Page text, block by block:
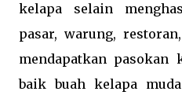
kelapa selain
pasar, warung,
mendapatkan pasokan
baik buah kelapa